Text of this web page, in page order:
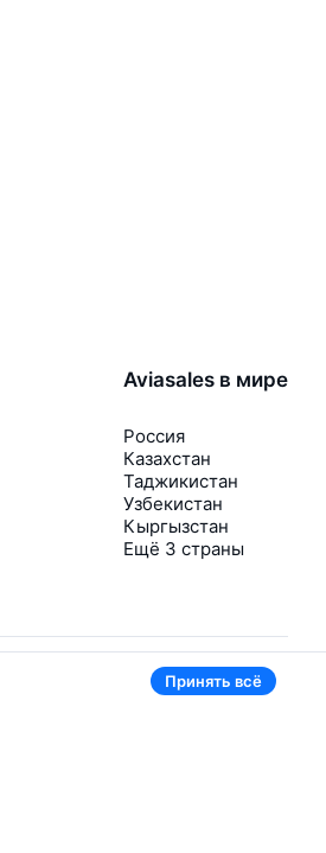
Aviasales в мире
Россия
Казахстан
Таджикистан
Узбекистан
Кыргызстан
Ещё 3 страны
Принять всё